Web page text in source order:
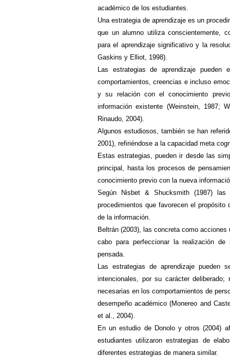
académico de los estudiantes.
Una estrategia de aprendizaje es un
que un alumno utiliza conscientemente,
para el aprendizaje significativo y la
Gaskins y Elliot, 1998).
Las estrategias de aprendizaje pueden
comportamientos, creencias e incluso
y su relación con el conocimiento
información existente (Weinstein, 1987;
Rinaudo, 2004).
Algunos estudiosos, también se han
2001), refiriéndose a la capacidad meta
Estas estrategias, pueden ir desde las
principal, hasta los procesos de
conocimiento previo con la nueva
Según Nisbet & Shucksmith (1987) las
procedimientos que favorecen el
de la información.
Beltrán (2003), las concreta como
cabo para perfeccionar la realización
pensada.
Las estrategias de aprendizaje pueden
intencionales, por su carácter
necesarias en los comportamientos de
desempeño académico (Monereo and
et al., 2004).
En un estudio de Donolo y otros (2004)
estudiantes utilizaron estrategias de
diferentes estrategias de manera similar.